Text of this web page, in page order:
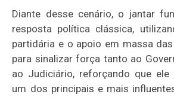
Diante desse cenário, o jantar
resposta política clássica,
partidária e o apoio em massa
para sinalizar força tanto ao
ao Judiciário, reforçando que ele
um dos principais e mais